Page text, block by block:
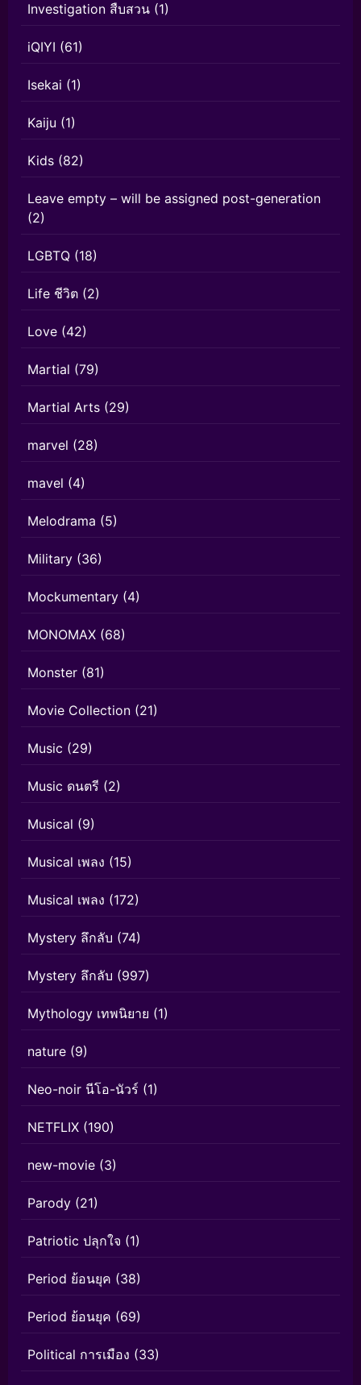
Investigation สืบสวน (1)
iQIYI (61)
Isekai (1)
Kaiju (1)
Kids (82)
Leave empty – will be assigned post-generation
(2)
LGBTQ (18)
Life ชีวิต (2)
Love (42)
Martial (79)
Martial Arts (29)
marvel (28)
mavel (4)
Melodrama (5)
Military (36)
Mockumentary (4)
MONOMAX (68)
Monster (81)
Movie Collection (21)
Music (29)
Music ดนตรี (2)
Musical (9)
Musical เพลง (15)
Musical เพลง (172)
Mystery ลึกลับ (74)
Mystery ลึกลับ (997)
Mythology เทพนิยาย (1)
nature (9)
Neo-noir นีโอ-นัวร์ (1)
NETFLIX (190)
new-movie (3)
Parody (21)
Patriotic ปลุกใจ (1)
Period ย้อนยุค (38)
Period ย้อนยุค (69)
Political การเมือง (33)